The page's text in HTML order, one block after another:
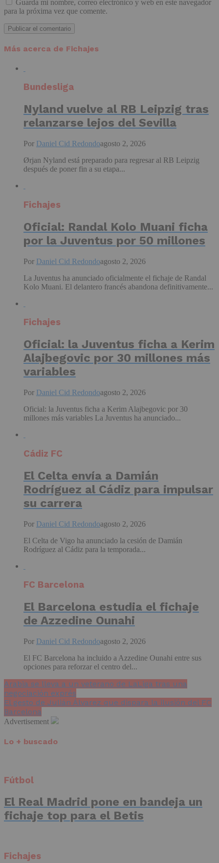
Guarda mi nombre, correo electrónico y web en este navegador
para la próxima vez que comente.
Más acerca de Fichajes
Bundesliga
Nyland vuelve al RB Leipzig tras
relanzarse lejos del Sevilla
Por Daniel Cid Redondoagosto 2, 2026
Ørjan Nyland está preparado para regresar al RB Leipzig
después de poner fin a su etapa...
Fichajes
Oficial: Randal Kolo Muani ficha
por la Juventus por 50 millones
Por Daniel Cid Redondoagosto 2, 2026
La Juventus ha anunciado oficialmente el fichaje de Randal
Kolo Muani. El delantero francés abandona definitivamente...
Fichajes
Oficial: la Juventus ficha a Kerim
Alajbegovic por 30 millones más
variables
Por Daniel Cid Redondoagosto 2, 2026
Oficial: la Juventus ficha a Kerim Alajbegovic por 30
millones más variables La Juventus ha anunciado...
Cádiz FC
El Celta envía a Damián
Rodríguez al Cádiz para impulsar
su carrera
Por Daniel Cid Redondoagosto 2, 2026
El Celta de Vigo ha anunciado la cesión de Damián
Rodríguez al Cádiz para la temporada...
FC Barcelona
El Barcelona estudia el fichaje
de Azzedine Ounahi
Por Daniel Cid Redondoagosto 2, 2026
El FC Barcelona ha incluido a Azzedine Ounahi entre sus
opciones para reforzar el centro del...
Arabia se lleva a un veterano de LaLiga tras una
negociación exprés
El gesto de Julián Álvarez que dispara la ilusión del FC
Barcelona
Advertisement
Lo + buscado
Fútbol
El Real Madrid pone en bandeja un
fichaje top para el Betis
Fichajes